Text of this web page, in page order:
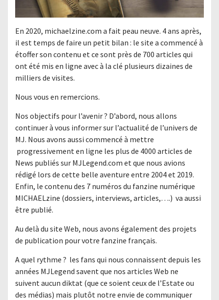
En 2020, michaelzine.com a fait peau neuve. 4 ans après,
il est temps de faire un petit bilan : le site a commencé à
étoffer son contenu et ce sont près de 700 articles qui
ont été mis en ligne avec à la clé plusieurs dizaines de
milliers de visites.
Nous vous en remercions.
Nos objectifs pour l’avenir ? D’abord, nous allons
continuer à vous informer sur l’actualité de l’univers de
MJ. Nous avons aussi commencé à mettre
progressivement en ligne les plus de 4000 articles de
News publiés sur MJLegend.com et que nous avions
rédigé lors de cette belle aventure entre 2004 et 2019.
Enfin, le contenu des 7 numéros du fanzine numérique
MICHAELzine (dossiers, interviews, articles,….) va aussi
être publié.
Au delà du site Web, nous avons également des projets
de publication pour votre fanzine français.
A quel rythme ? les fans qui nous connaissent depuis les
années MJLegend savent que nos articles Web ne
suivent aucun diktat (que ce soient ceux de l’Estate ou
des médias) mais plutôt notre envie de communiquer